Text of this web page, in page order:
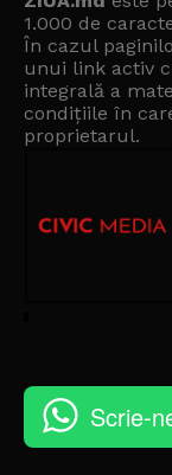
1.000 de
În cazul
unui link activ
integrală a
condițiile în
proprietarul.
Scrie-